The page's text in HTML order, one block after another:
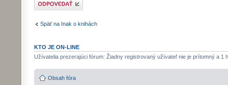
Späť na Inak o knihách
KTO JE ON-LINE
Užívatelia prezerajúci fórum: Žiadny registrovaný užívateľ nie je prítomný a 1
Obsah fóra